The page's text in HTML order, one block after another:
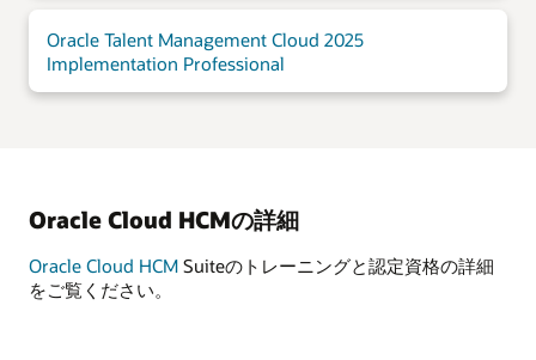
Oracle Talent Management Cloud 2025
Implementation Professional
Oracle Cloud HCMの詳細
Oracle Cloud HCM Suiteのトレーニングと認定資格の詳細
をご覧ください。